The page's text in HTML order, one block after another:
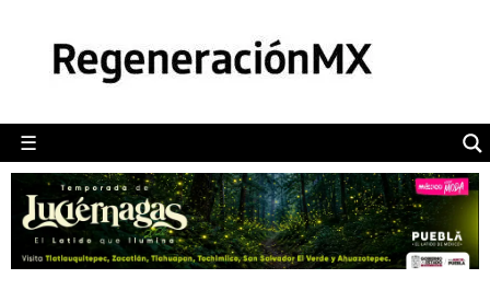
☰
POLÍTICA
CAMALEÓN
OPINIÓN
DEPORTES